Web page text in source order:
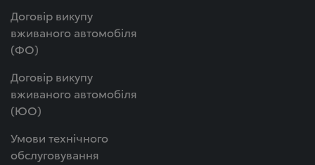
Договір викупу
вживаного автомобіля
(ФО)
Договір викупу
вживаного автомобіля
(ЮО)
Умови технічного
обслуговування